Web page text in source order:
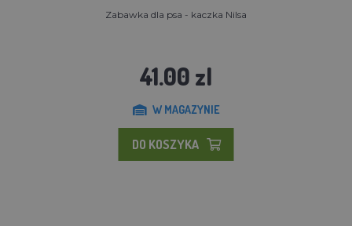
Zabawka dla psa - kaczka Nilsa
41.00 zl
W MAGAZYNIE
DO KOSZYKA